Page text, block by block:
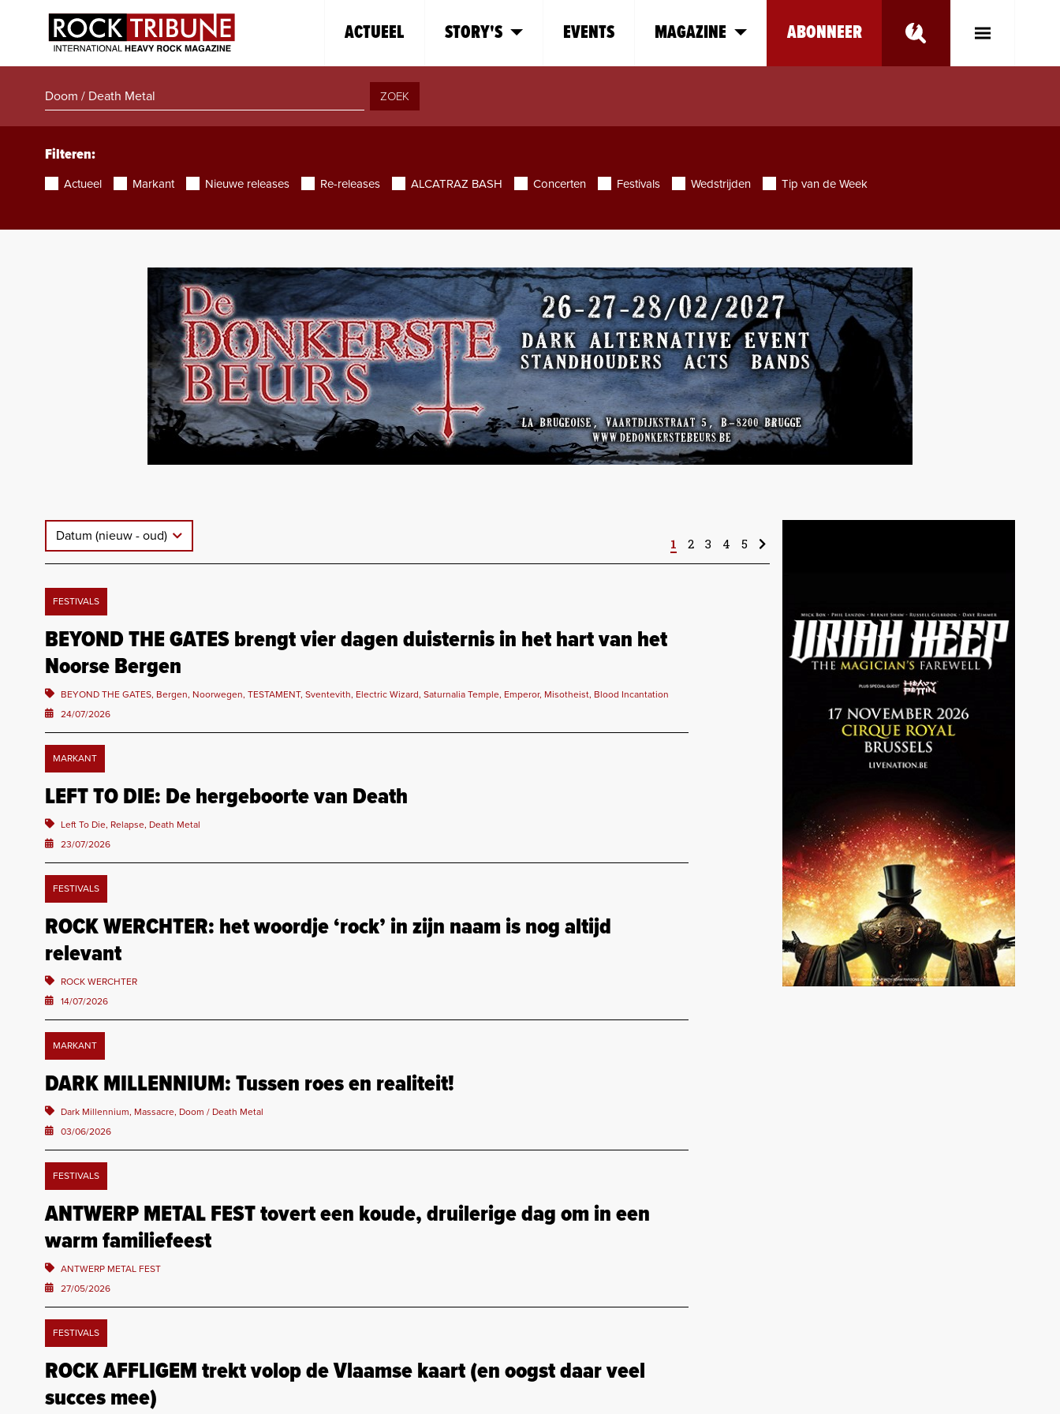
ACTUEEL STORY'S EVENTS MAGAZINE ABONNEER
Toggle
ZOEK
Filteren:
Actueel Markant Nieuwe releases Re-releases ALCATRAZ BASH Concerten Festivals Wedstrijden Tip van de Week
Datum (nieuw - oud) 1 2 3 4 5
FESTIVALS
BEYOND THE GATES brengt vier dagen duisternis in het hart van het
Noorse Bergen
BEYOND THE GATES, Bergen, Noorwegen, TESTAMENT, Sventevith, Electric Wizard, Saturnalia Temple, Emperor, Misotheist, Blood Incantation
24/07/2026
MARKANT
LEFT TO DIE: De hergeboorte van Death
Left To Die, Relapse, Death Metal
23/07/2026
FESTIVALS
ROCK WERCHTER: het woordje ‘rock’ in zijn naam is nog altijd
relevant
ROCK WERCHTER
14/07/2026
MARKANT
DARK MILLENNIUM: Tussen roes en realiteit!
Dark Millennium, Massacre, Doom / Death Metal
03/06/2026
FESTIVALS
ANTWERP METAL FEST tovert een koude, druilerige dag om in een
warm familiefeest
ANTWERP METAL FEST
27/05/2026
FESTIVALS
ROCK AFFLIGEM trekt volop de Vlaamse kaart (en oogst daar veel
succes mee)